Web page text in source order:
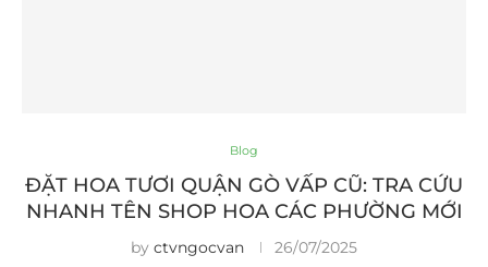
Blog
ĐẶT HOA TƯƠI QUẬN GÒ VẤP CŨ: TRA CỨU
NHANH TÊN SHOP HOA CÁC PHƯỜNG MỚI
by ctvngocvan 26/07/2025